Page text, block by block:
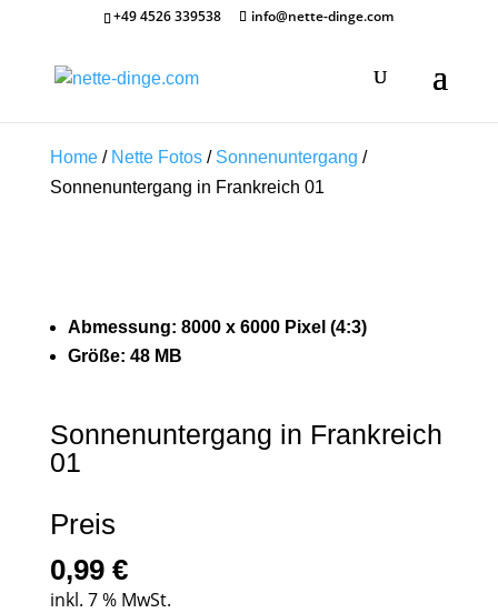
+49 4526 339538 info@nette-dinge.com
Home/ Nette Fotos/ Sonnenuntergang /
Sonnenuntergang in Frankreich 01
Abmessung: 8000 x 6000 Pixel (4:3)
Größe: 48 MB
Sonnenuntergang in Frankreich
01
Preis
0,99 €
inkl. 7 % MwSt.